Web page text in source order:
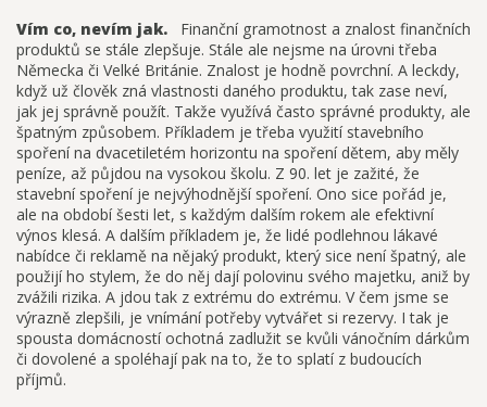
Vím co, nevím jak. Finanční gramotnost a znalost finančních
produktů se stále zlepšuje. Stále ale nejsme na úrovni třeba
Německa či Velké Británie. Znalost je hodně povrchní. A leckdy,
když už člověk zná vlastnosti daného produktu, tak zase neví,
jak jej správně použít. Takže využívá často správné produkty, ale
špatným způsobem. Příkladem je třeba využití stavebního
spoření na dvacetiletém horizontu na spoření dětem, aby měly
peníze, až půjdou na vysokou školu. Z 90. let je zažité, že
stavební spoření je nejvýhodnější spoření. Ono sice pořád je,
ale na období šesti let, s každým dalším rokem ale efektivní
výnos klesá. A dalším příkladem je, že lidé podlehnou lákavé
nabídce či reklamě na nějaký produkt, který sice není špatný, ale
použijí ho stylem, že do něj dají polovinu svého majetku, aniž by
zvážili rizika. A jdou tak z extrému do extrému. V čem jsme se
výrazně zlepšili, je vnímání potřeby vytvářet si rezervy. I tak je
spousta domácností ochotná zadlužit se kvůli vánočním dárkům
či dovolené a spoléhají pak na to, že to splatí z budoucích
příjmů.